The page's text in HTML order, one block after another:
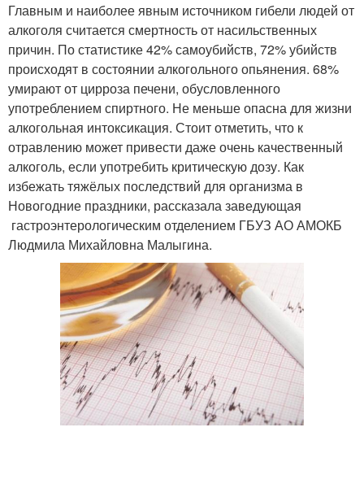
Главным и наиболее явным источником гибели людей от
алкоголя считается смертность от насильственных
причин. По статистике 42% самоубийств, 72% убийств
происходят в состоянии алкогольного опьянения. 68%
умирают от цирроза печени, обусловленного
употреблением спиртного. Не меньше опасна для жизни
алкогольная интоксикация. Стоит отметить, что к
отравлению может привести даже очень качественный
алкоголь, если употребить критическую дозу. Как
избежать тяжёлых последствий для организма в
Новогодние праздники, рассказала заведующая
гастроэнтерологическим отделением ГБУЗ АО АМОКБ
Людмила Михайловна Малыгина.